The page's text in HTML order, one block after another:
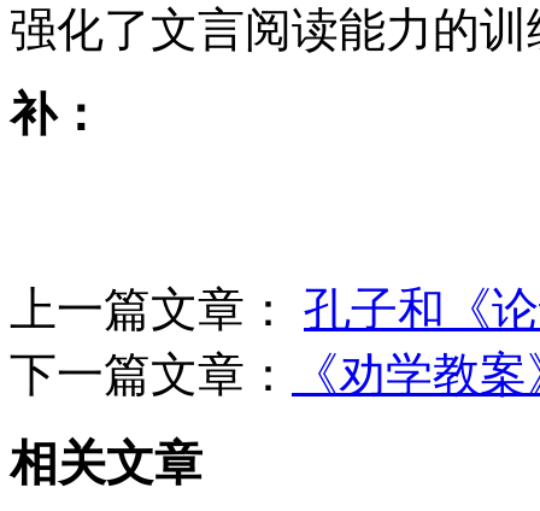
强化了文言阅读能力的
补：
上一篇文章： 孔子和《
下一篇文章：
《劝学教
相关文章